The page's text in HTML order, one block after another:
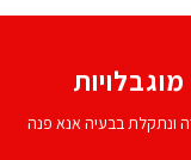
ונתקלת בבעיה אנא פנה